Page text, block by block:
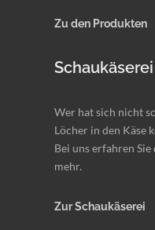
Zu den Produkten
Schaukäserei
Wer hat sich nicht
Löcher in den Käse
Bei uns erfahren
mehr.
Zur Schaukäserei